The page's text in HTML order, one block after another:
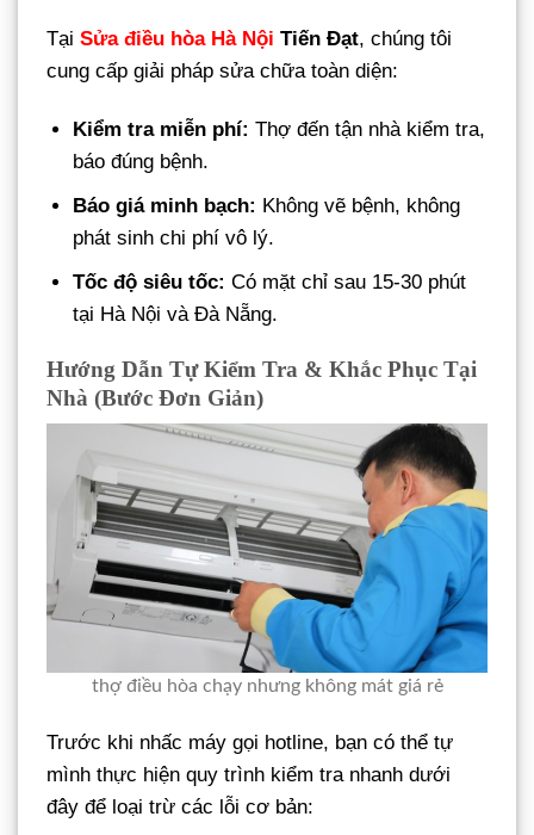
Tại Sửa điều hòa Hà Nội Tiến Đạt, chúng tôi
cung cấp giải pháp sửa chữa toàn diện:
Kiểm tra miễn phí: Thợ đến tận nhà kiểm tra,
báo đúng bệnh.
Báo giá minh bạch: Không vẽ bệnh, không
phát sinh chi phí vô lý.
Tốc độ siêu tốc: Có mặt chỉ sau 15-30 phút
tại Hà Nội và Đà Nẵng.
Hướng Dẫn Tự Kiểm Tra & Khắc Phục Tại
Nhà (Bước Đơn Giản)
thợ điều hòa chạy nhưng không mát giá rẻ
Trước khi nhấc máy gọi hotline, bạn có thể tự
mình thực hiện quy trình kiểm tra nhanh dưới
đây để loại trừ các lỗi cơ bản: